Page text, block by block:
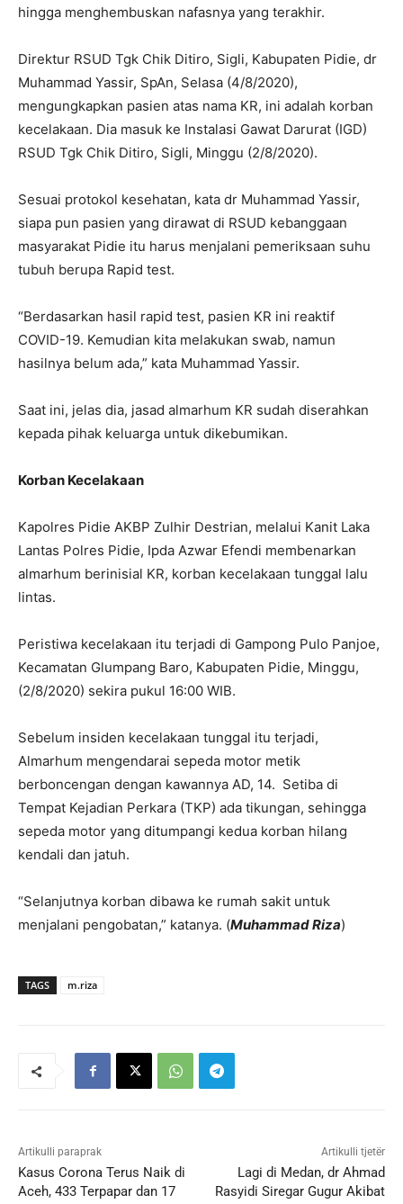
hingga menghembuskan nafasnya yang terakhir.
Direktur RSUD Tgk Chik Ditiro, Sigli, Kabupaten Pidie, dr
Muhammad Yassir, SpAn, Selasa (4/8/2020),
mengungkapkan pasien atas nama KR, ini adalah korban
kecelakaan. Dia masuk ke Instalasi Gawat Darurat (IGD)
RSUD Tgk Chik Ditiro, Sigli, Minggu (2/8/2020).
Sesuai protokol kesehatan, kata dr Muhammad Yassir,
siapa pun pasien yang dirawat di RSUD kebanggaan
masyarakat Pidie itu harus menjalani pemeriksaan suhu
tubuh berupa Rapid test.
“Berdasarkan hasil rapid test, pasien KR ini reaktif
COVID-19. Kemudian kita melakukan swab, namun
hasilnya belum ada,” kata Muhammad Yassir.
Saat ini, jelas dia, jasad almarhum KR sudah diserahkan
kepada pihak keluarga untuk dikebumikan.
Korban Kecelakaan
Kapolres Pidie AKBP Zulhir Destrian, melalui Kanit Laka
Lantas Polres Pidie, Ipda Azwar Efendi membenarkan
almarhum berinisial KR, korban kecelakaan tunggal lalu
lintas.
Peristiwa kecelakaan itu terjadi di Gampong Pulo Panjoe,
Kecamatan Glumpang Baro, Kabupaten Pidie, Minggu,
(2/8/2020) sekira pukul 16:00 WIB.
Sebelum insiden kecelakaan tunggal itu terjadi,
Almarhum mengendarai sepeda motor metik
berboncengan dengan kawannya AD, 14. Setiba di
Tempat Kejadian Perkara (TKP) ada tikungan, sehingga
sepeda motor yang ditumpangi kedua korban hilang
kendali dan jatuh.
“Selanjutnya korban dibawa ke rumah sakit untuk
menjalani pengobatan,” katanya. (Muhammad Riza)
TAGS m.riza
Artikulli paraprak
Kasus Corona Terus Naik di
Aceh, 433 Terpapar dan 17
Artikulli tjetër
Lagi di Medan, dr Ahmad
Rasyidi Siregar Gugur Akibat